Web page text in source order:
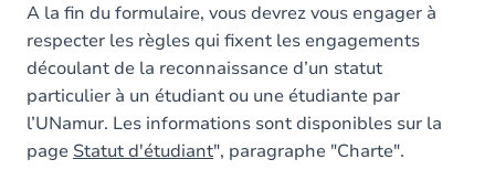
A la fin du formulaire, vous devrez vous engager à
respecter les règles qui fixent les engagements
découlant de la reconnaissance d’un statut
particulier à un étudiant ou une étudiante par
l’UNamur. Les informations sont disponibles sur la
page Statut d'étudiant", paragraphe "Charte".